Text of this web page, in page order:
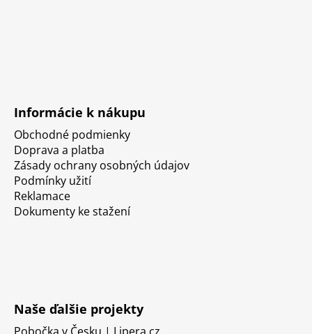
Informácie k nákupu
Obchodné podmienky
Doprava a platba
Zásady ochrany osobných údajov
Podmínky užití
Reklamace
Dokumenty ke stažení
Naše ďalšie projekty
Pobočka v Česku | Lipera.cz